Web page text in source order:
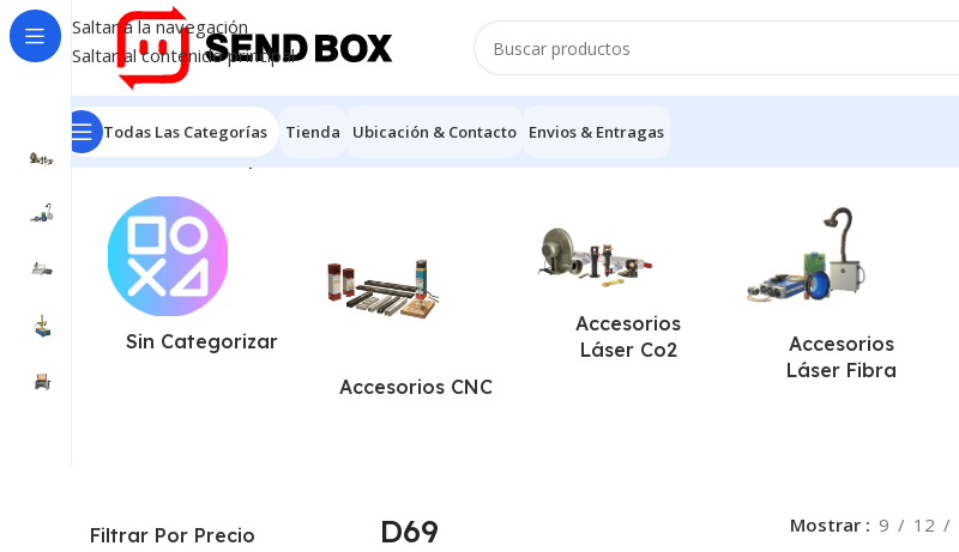
Saltar a la navegación
Saltar al contenido principal
Todas Las Categorías Tienda Ubicación & Contacto Envios & Entragas
Inicio/Productos etiquetados “D69”
Sin Categorizar
Accesorios CNC
Accesorios
Láser Co2
Accesorios
Láser Fibra
Filtrar Por Precio D69 Mostrar 9 12